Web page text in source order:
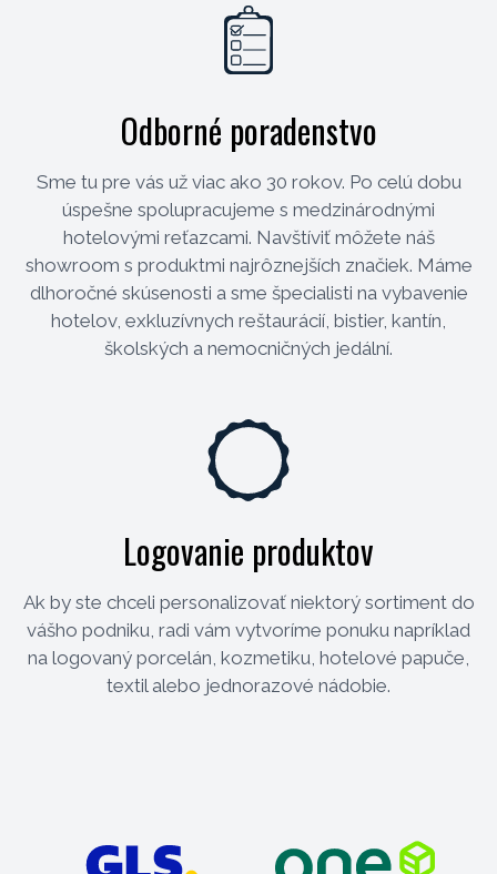
Odborné poradenstvo
Sme tu pre vás už viac ako 30 rokov. Po celú dobu
úspešne spolupracujeme s medzinárodnými
hotelovými reťazcami. Navštíviť môžete náš
showroom s produktmi najrôznejších značiek. Máme
dlhoročné skúsenosti a sme špecialisti na vybavenie
hotelov, exkluzívnych reštaurácií, bistier, kantín,
školských a nemocničných jedální.
Logovanie produktov
Ak by ste chceli personalizovať niektorý sortiment do
vášho podniku, radi vám vytvoríme ponuku napríklad
na logovaný porcelán, kozmetiku, hotelové papuče,
textil alebo jednorazové nádobie.